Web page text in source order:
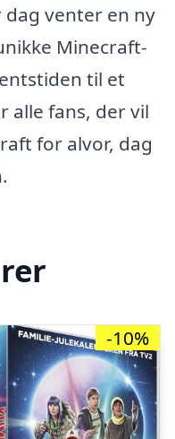
venter en ny
Minecraft-
til et
alle fans, der vil
for alvor, dag
-10%